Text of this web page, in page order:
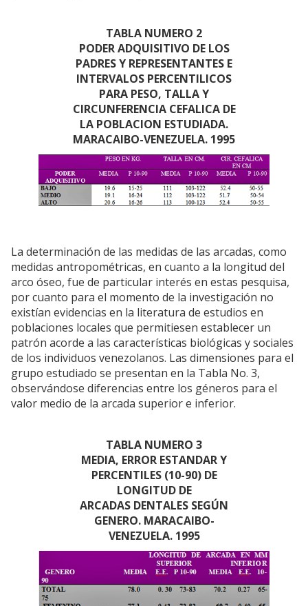
TABLA NUMERO 2
PODER ADQUISITIVO DE LOS
PADRES Y REPRESENTANTES E
INTERVALOS PERCENTILICOS
PARA PESO, TALLA Y
CIRCUNFERENCIA CEFALICA DE
LA POBLACION ESTUDIADA.
MARACAIBO-VENEZUELA. 1995
La determinación de las medidas de las arcadas, como
medidas antropométricas, en cuanto a la longitud del
arco óseo, fue de particular interés en estas pesquisa,
por cuanto para el momento de la investigación no
existían evidencias en la literatura de estudios en
poblaciones locales que permitiesen establecer un
patrón acorde a las características biológicas y sociales
de los individuos venezolanos. Las dimensiones para el
grupo estudiado se presentan en la Tabla No. 3,
observándose diferencias entre los géneros para el
valor medio de la arcada superior e inferior.
TABLA NUMERO 3
MEDIA, ERROR ESTANDAR Y
PERCENTILES (10-90) DE
LONGITUD DE
ARCADAS DENTALES SEGÚN
GENERO. MARACAIBO-
VENEZUELA. 1995